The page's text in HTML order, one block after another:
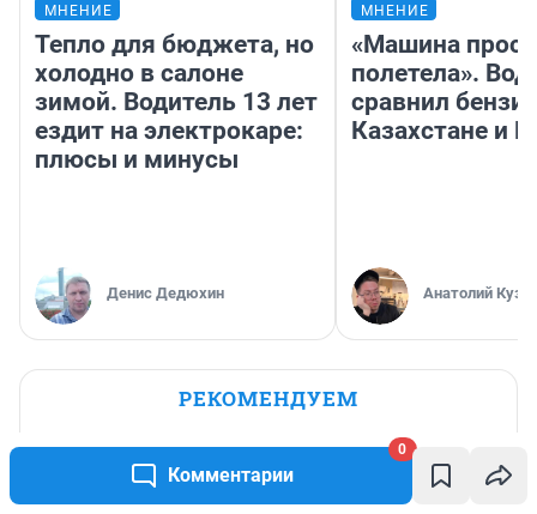
Комментарии
0
МНЕНИЕ
Тепло для бюджета, но
холодно в салоне
зимой. Водитель 13 лет
ездит на электрокаре:
плюсы и минусы
Денис Дедюхин
МНЕНИЕ
«Машина
полетела».
сравнил
Казахстане и
Анатолий
РЕКОМЕНДУЕМ
С рождения в неволе. Как в уральской
колонии осужденные мамы отбывают
срок вместе со своими детьми